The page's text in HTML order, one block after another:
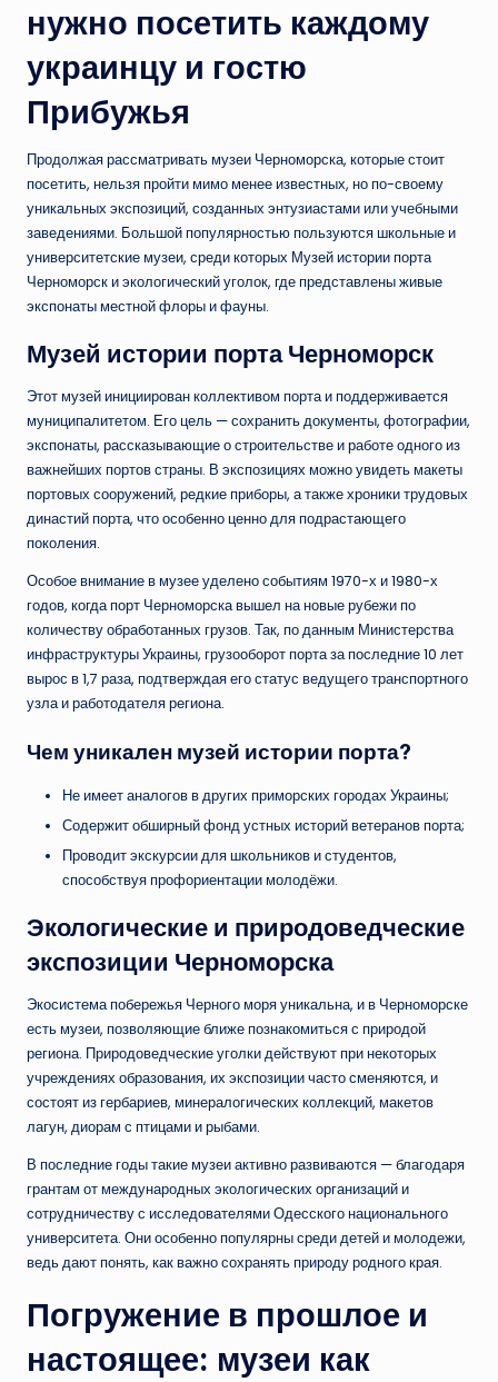
нужно посетить каждому
украинцу и гостю
Прибужья
Продолжая рассматривать музеи Черноморска, которые стоит
посетить, нельзя пройти мимо менее известных, но по-своему
уникальных экспозиций, созданных энтузиастами или учебными
заведениями. Большой популярностью пользуются школьные и
университетские музеи, среди которых Музей истории порта
Черноморск и экологический уголок, где представлены живые
экспонаты местной флоры и фауны.
Музей истории порта Черноморск
Этот музей инициирован коллективом порта и поддерживается
муниципалитетом. Его цель — сохранить документы, фотографии,
экспонаты, рассказывающие о строительстве и работе одного из
важнейших портов страны. В экспозициях можно увидеть макеты
портовых сооружений, редкие приборы, а также хроники трудовых
династий порта, что особенно ценно для подрастающего
поколения.
Особое внимание в музее уделено событиям 1970-х и 1980-х
годов, когда порт Черноморска вышел на новые рубежи по
количеству обработанных грузов. Так, по данным Министерства
инфраструктуры Украины, грузооборот порта за последние 10 лет
вырос в 1,7 раза, подтверждая его статус ведущего транспортного
узла и работодателя региона.
Чем уникален музей истории порта?
Не имеет аналогов в других приморских городах Украины;
Содержит обширный фонд устных историй ветеранов порта;
Проводит экскурсии для школьников и студентов,
способствуя профориентации молодёжи.
Экологические и природоведческие
экспозиции Черноморска
Экосистема побережья Черного моря уникальна, и в Черноморске
есть музеи, позволяющие ближе познакомиться с природой
региона. Природоведческие уголки действуют при некоторых
учреждениях образования, их экспозиции часто сменяются, и
состоят из гербариев, минералогических коллекций, макетов
лагун, диорам с птицами и рыбами.
В последние годы такие музеи активно развиваются — благодаря
грантам от международных экологических организаций и
сотрудничеству с исследователями Одесского национального
университета. Они особенно популярны среди детей и молодежи,
ведь дают понять, как важно сохранять природу родного края.
Погружение в прошлое и
настоящее: музеи как